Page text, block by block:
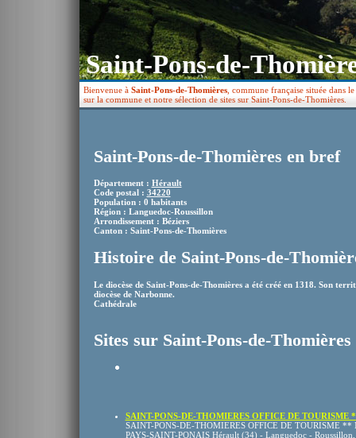
Saint-Pons-de-
Bienvenue à Saint-Pons-de-Thomières , commune française située dans
sur la commune et notre sélection de sites sur Saint-Pons-de-Thomières.
Saint-Pons-de-Thomières en bref
Département : Hérault
Code postal : 34220
Population : 0 habitants
Région : Languedoc-Roussillon
Arrondissement : Béziers
Canton : Saint-Pons-de-Thomières
Histoire de Saint-Pons-de-
Le diocèse de Saint-Pons-de-Thomières a été créé en 1318. Son
diocèse de Narbonne.
Cathédrale
Sites sur Saint-Pons-de-Thomières
SAINT-PONS-DE-THOMIERES OFFICE DE TOURISME
SAINT-PONS-DE-THOMIERES OFFICE DE TOURISME
PAYS-SAINT-PONAIS Hérault (34) - Languedoc -